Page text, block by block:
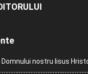
Domnului nostru Iisus